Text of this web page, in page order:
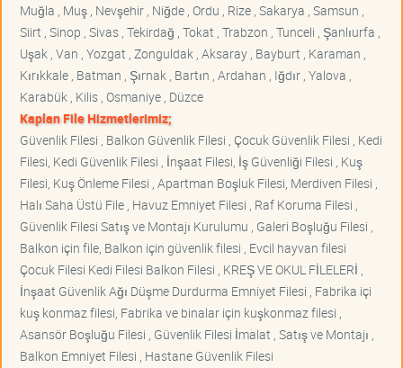
Muğla , Muş , Nevşehir , Niğde , Ordu , Rize , Sakarya , Samsun ,
Siirt , Sinop , Sivas , Tekirdağ , Tokat , Trabzon , Tunceli , Şanlıurfa ,
Uşak , Van , Yozgat , Zonguldak , Aksaray , Bayburt , Karaman ,
Kırıkkale , Batman , Şırnak , Bartın , Ardahan , Iğdır , Yalova ,
Karabük , Kilis , Osmaniye , Düzce
Kaplan File Hizmetlerimiz;
Güvenlik Filesi , Balkon Güvenlik Filesi , Çocuk Güvenlik Filesi , Kedi
Filesi, Kedi Güvenlik Filesi , İnşaat Filesi, İş Güvenliği Filesi , Kuş
Filesi, Kuş Önleme Filesi , Apartman Boşluk Filesi, Merdiven Filesi ,
Halı Saha Üstü File , Havuz Emniyet Filesi , Raf Koruma Filesi ,
Güvenlik Filesi Satış ve Montajı Kurulumu , Galeri Boşluğu Filesi ,
Balkon için file, Balkon için güvenlik filesi , Evcil hayvan filesi
Çocuk Filesi Kedi Filesi Balkon Filesi , KREŞ VE OKUL FİLELERİ ,
İnşaat Güvenlik Ağı Düşme Durdurma Emniyet Filesi , Fabrika içi
kuş konmaz filesi, Fabrika ve binalar için kuşkonmaz filesi ,
Asansör Boşluğu Filesi , Güvenlik Filesi İmalat , Satış ve Montajı ,
Balkon Emniyet Filesi , Hastane Güvenlik Filesi